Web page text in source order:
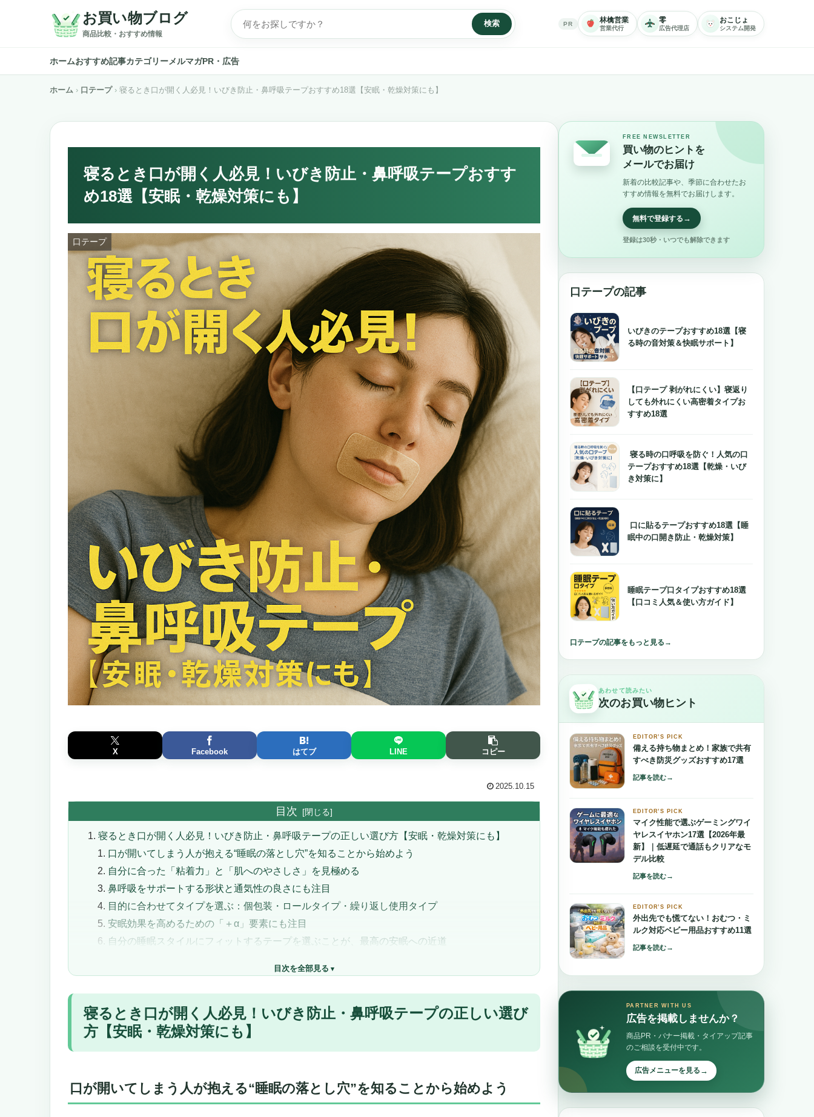
お買い物ブログ
商品比較・おすすめ情報
検索 PR
林檎営業
営業代行
零
広告代理店
おこじょ
システム開発
ホームおすすめ記事カテゴリーメルマガPR・広告
ホーム 口テープ 寝るとき口が開く人必見！いびき防止・鼻呼吸テープおすすめ18選【安眠・乾燥対策にも】
寝るとき口が開く人必見！いびき防止・鼻呼吸テープおすす
め18選【安眠・乾燥対策にも】
口テープ
X Facebook はてブ LINE コピー
2025.10.15
目次
寝るとき口が開く人必見！いびき防止・鼻呼吸テープの正しい選び方【安眠・乾燥対策にも】
口が開いてしまう人が抱える“睡眠の落とし穴”を知ることから始めよう
自分に合った「粘着力」と「肌へのやさしさ」を見極める
鼻呼吸をサポートする形状と通気性の良さにも注目
目的に合わせてタイプを選ぶ：個包装・ロールタイプ・繰り返し使用タイプ
安眠効果を高めるための「＋α」要素にも注目
自分の睡眠スタイルにフィットするテープを選ぶことが、最高の安眠への近道
寝るとき口が開く人必見！いびき防止・鼻呼吸テープ「Yutuotl 口閉じテープ」
「寝ている間の口開きストップ！自然な鼻呼吸で快眠へ誘う」
製品のポイント解説
エ型設計で安定感アップ
通気性と呼吸のしやすさ
持ち運びやすさ
目次を全部見る
寝るとき口が開く人必見！いびき防止・鼻呼吸テープの正しい選び
方【安眠・乾燥対策にも】
口が開いてしまう人が抱える“睡眠の落とし穴”を知ることから始めよう
FREE NEWSLETTER
買い物のヒントを
メールでお届け
新着の比較記事や、季節に合わせたお
すすめ情報を無料でお届けします。
無料で登録する →
登録は30秒・いつでも解除できます
口テープの記事
いびきのテープおすすめ18選【寝
る時の音対策＆快眠サポート】
【口テープ 剥がれにくい】寝返り
しても外れにくい高密着タイプお
すすめ18選
寝る時の口呼吸を防ぐ！人気の口
テープおすすめ18選【乾燥・いび
き対策に】
口に貼るテープおすすめ18選【睡
眠中の口開き防止・乾燥対策】
睡眠テープ口タイプおすすめ18選
【口コミ人気＆使い方ガイド】
口テープの記事をもっと見る →
あわせて読みたい
次のお買い物ヒント
EDITOR’S PICK
備える持ち物まとめ！家族で共有
すべき防災グッズおすすめ17選
記事を読む→
EDITOR’S PICK
マイク性能で選ぶゲーミングワイ
ヤレスイヤホン17選【2026年最
新】｜低遅延で通話もクリアなモ
デル比較
記事を読む→
EDITOR’S PICK
外出先でも慌てない！おむつ・ミ
ルク対応ベビー用品おすすめ11選
記事を読む→
PARTNER WITH US
広告を掲載しませんか？
商品PR・バナー掲載・タイアップ記事
のご相談を受付中です。
広告メニューを見る →